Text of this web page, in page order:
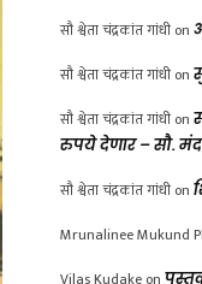
सौ श्वेता चंद्रकांत गांधी on
सौ श्वेता चंद्रकांत गांधी on
सौ श्वेता चंद्रकांत गांधी on
रुपये देणार – सौ.
सौ श्वेता चंद्रकांत गांधी on
Mrunalinee Mukund